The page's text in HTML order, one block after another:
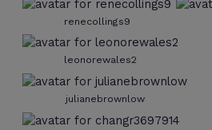
renecollings9
leonorewales2
julianebrownlow